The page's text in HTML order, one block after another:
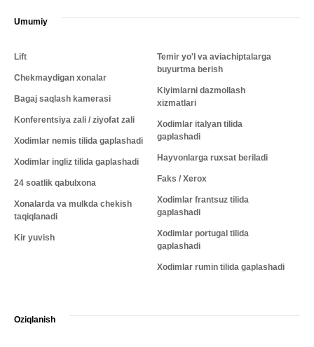
Umumiy
Lift
Chekmaydigan xonalar
Bagaj saqlash kamerasi
Konferentsiya zali / ziyofat zali
Xodimlar nemis tilida gaplashadi
Xodimlar ingliz tilida gaplashadi
24 soatlik qabulxona
Xonalarda va mulkda chekish
taqiqlanadi
Kir yuvish
Temir yo'l va aviachiptalarga
buyurtma berish
Kiyimlarni dazmollash
xizmatlari
Xodimlar italyan tilida
gaplashadi
Hayvonlarga ruxsat beriladi
Faks / Xerox
Xodimlar frantsuz tilida
gaplashadi
Xodimlar portugal tilida
gaplashadi
Xodimlar rumin tilida gaplashadi
Oziqlanish